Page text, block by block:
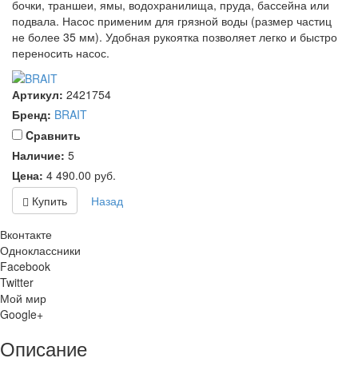
бочки, траншеи, ямы, водохранилища, пруда, бассейна или
подвала. Насос применим для грязной воды (размер частиц
не более 35 мм). Удобная рукоятка позволяет легко и быстро
переносить насос.
Артикул: 2421754
Бренд: BRAIT
Cравнить
Наличие: 5
Цена: 4 490.00 руб.
Купить
Назад
Вконтакте
Одноклассники
Facebook
Twitter
Мой мир
Google+
Описание